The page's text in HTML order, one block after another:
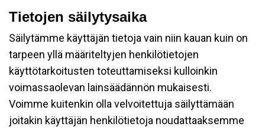
Tietojen säilytysaika
Säilytämme käyttäjän tietoja vain niin kauan kuin on
tarpeen yllä määriteltyjen henkilötietojen
käyttötarkoitusten toteuttamiseksi kulloinkin
voimassaolevan lainsäädännön mukaisesti.
Voimme kuitenkin olla velvoitettuja säilyttämään
joitakin käyttäjän henkilötietoja noudattaaksemme